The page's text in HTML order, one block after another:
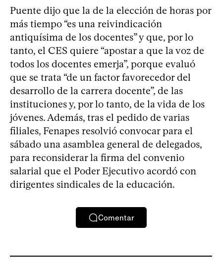
Puente dijo que la de la elección de horas por
más tiempo “es una reivindicación
antiquísima de los docentes” y que, por lo
tanto, el CES quiere “apostar a que la voz de
todos los docentes emerja”, porque evaluó
que se trata “de un factor favorecedor del
desarrollo de la carrera docente”, de las
instituciones y, por lo tanto, de la vida de los
jóvenes. Además, tras el pedido de varias
filiales, Fenapes resolvió convocar para el
sábado una asamblea general de delegados,
para reconsiderar la firma del convenio
salarial que el Poder Ejecutivo acordó con
dirigentes sindicales de la educación.
Comentar